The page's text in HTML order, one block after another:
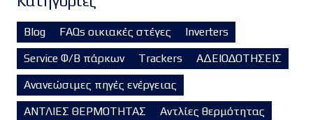
Blog FAQs οικιακές στέγες
Inverters
Service Φ/Β πάρκων
Trackers
ΑΔΕΙΟΔΟΤΗΣΕΙΣ
Ανανεώσιμες πηγές ενέργειας
ΑΝΤΛΙΕΣ ΘΕΡΜΟΤΗΤΑΣ
Αντλίες θερμότητας